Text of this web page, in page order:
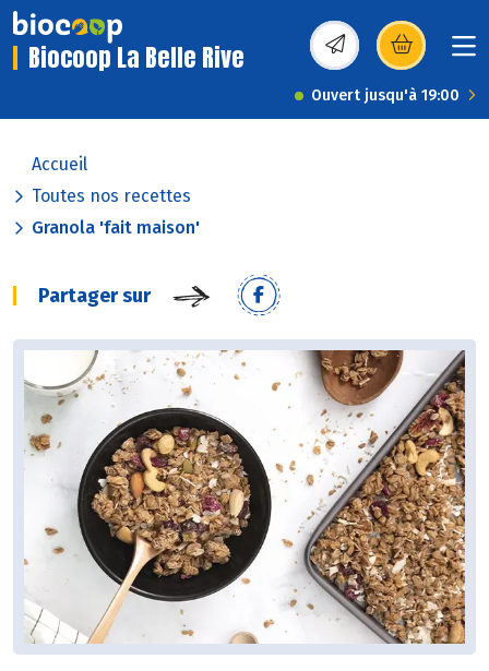
Biocoop La Belle Rive (s’ouvre dans une
Ouvert jusqu'à 19:00
Accueil
Toutes nos recettes
Granola 'fait maison'
Partager sur